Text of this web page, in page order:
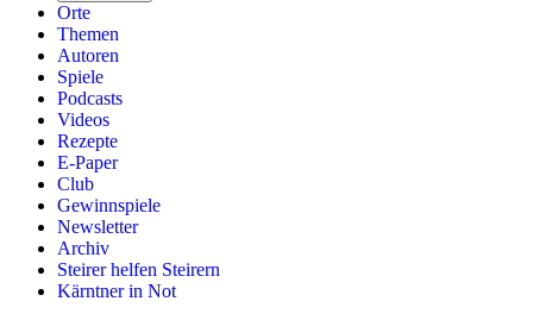
Orte
Themen
Autoren
Spiele
Podcasts
Videos
Rezepte
E-Paper
Club
Gewinnspiele
Newsletter
Archiv
Steirer helfen Steirern
Kärntner in Not